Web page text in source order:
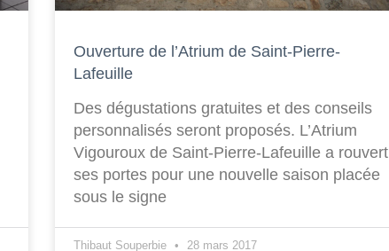
Ouverture de l’Atrium de Saint-Pierre-
Lafeuille
Des dégustations gratuites et des conseils
personnalisés seront proposés. L’Atrium
Vigouroux de Saint-Pierre-Lafeuille a rouvert
ses portes pour une nouvelle saison placée
sous le signe
Thibaut Souperbie 28 mars 2017